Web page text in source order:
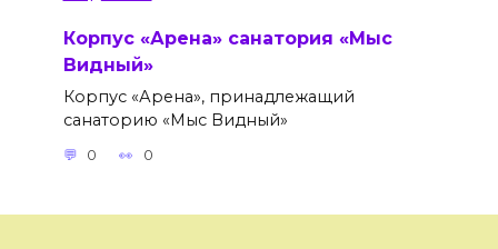
Корпус «Арена» санатория «Мыс
Видный»
Корпус «Арена», принадлежащий
санаторию «Мыс Видный»
0 0